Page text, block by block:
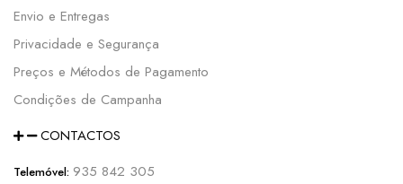
Envio e Entregas
Privacidade e Segurança
Preços e Métodos de Pagamento
Condições de Campanha
CONTACTOS
Telemóvel: 935 842 305